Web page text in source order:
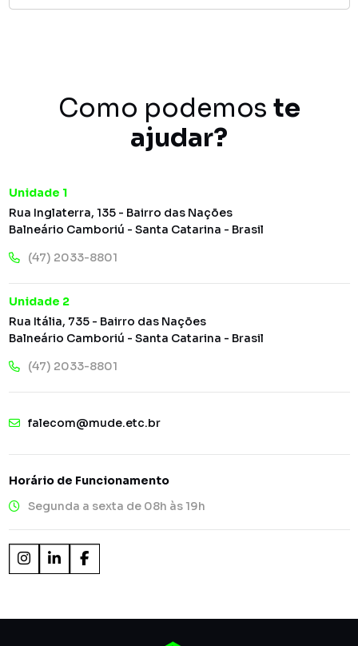
Como podemos te
ajudar?
Unidade 1
Rua Inglaterra, 135 - Bairro das Nações
Balneário Camboriú - Santa Catarina - Brasil
(47) 2033-8801
Unidade 2
Rua Itália, 735 - Bairro das Nações
Balneário Camboriú - Santa Catarina - Brasil
(47) 2033-8801
falecom@mude.etc.br
Horário de Funcionamento
Segunda a sexta de 08h às 19h